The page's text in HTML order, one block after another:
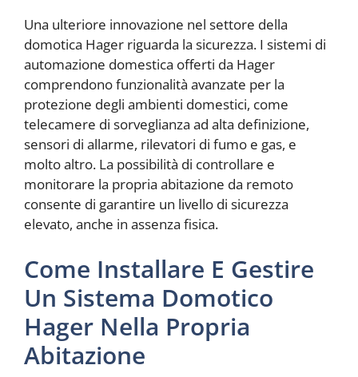
Una ulteriore innovazione nel settore della
domotica Hager riguarda la sicurezza. I sistemi di
automazione domestica offerti da Hager
comprendono funzionalità avanzate per la
protezione degli ambienti domestici, come
telecamere di sorveglianza ad alta definizione,
sensori di allarme, rilevatori di fumo e gas, e
molto altro. La possibilità di controllare e
monitorare la propria abitazione da remoto
consente di garantire un livello di sicurezza
elevato, anche in assenza fisica.
Come Installare E Gestire
Un Sistema Domotico
Hager Nella Propria
Abitazione